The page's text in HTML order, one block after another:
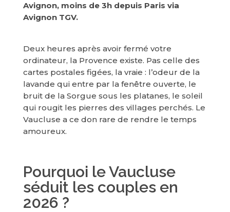
Avignon, moins de 3h depuis Paris via
Avignon TGV.
Deux heures après avoir fermé votre
ordinateur, la Provence existe. Pas celle des
cartes postales figées, la vraie : l’odeur de la
lavande qui entre par la fenêtre ouverte, le
bruit de la Sorgue sous les platanes, le soleil
qui rougit les pierres des villages perchés. Le
Vaucluse a ce don rare de rendre le temps
amoureux.
Pourquoi le Vaucluse
séduit les couples en
2026 ?